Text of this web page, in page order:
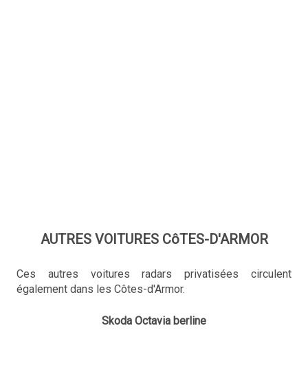
AUTRES VOITURES CôTES-D'ARMOR
Ces autres voitures radars privatisées circulent
également dans les Côtes-d'Armor.
Skoda Octavia berline